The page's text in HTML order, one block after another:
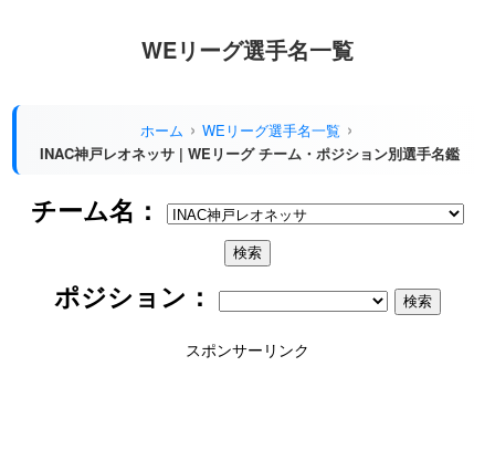
WEリーグ選手名一覧
ホーム
WEリーグ選手名一覧
INAC神戸レオネッサ | WEリーグ チーム・ポジション別選手名鑑
チーム名：
ポジション：
スポンサーリンク